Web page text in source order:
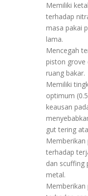
Memiliki
terhadap
masa pakai
lama.
Mencegah
piston grove
ruang bakar.
Memiliki
optimum
keausan
gut tering
Memberikan
terhadap
dan scuffing
metal.
Memberikan